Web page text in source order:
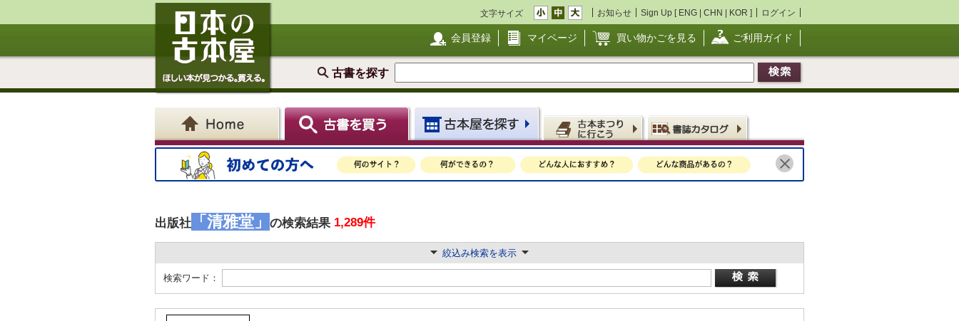
文字サイズ お知らせ Sign Up [ ENG | CHN | KOR ] ログイン
会員登録 マイページ 買い物かごを見る ご利用ガイド
古書を探す
出版社 「清雅堂」 の検索結果 1,289件
絞込み検索を表示
検索ワード：